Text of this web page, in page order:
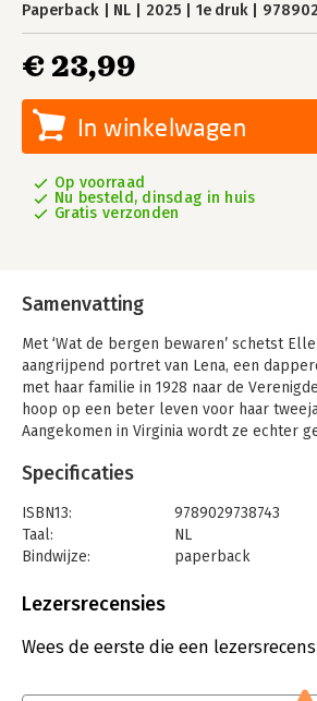
Paperback NL 2025 1e druk
€ 23,99
In winkelwagen
Op voorraad
Nu besteld, dinsdag in huis
Gratis verzonden
Samenvatting
Met ‘Wat de bergen bewaren’ schetst
aangrijpend portret van Lena, een
met haar familie in 1928 naar de
hoop op een beter leven voor haar
Aangekomen in Virginia wordt ze echter
redden. Ze zoekt haar toevlucht bij een
haar nieuwe leven.
Langzaam maar zeker ontdekt Lena dat
buurtbewoners ook bang zijn. Bang voor
ze hen van hun land kunnen verdrijven. In
Specificaties
ISBN13:
9789029738743
Taal:
NL
Bindwijze:
paperback
Uitgever:
Verschijningsdatum:
9-9-2025
Literatuur en romans
Lezersrecensies
Wees de eerste die een